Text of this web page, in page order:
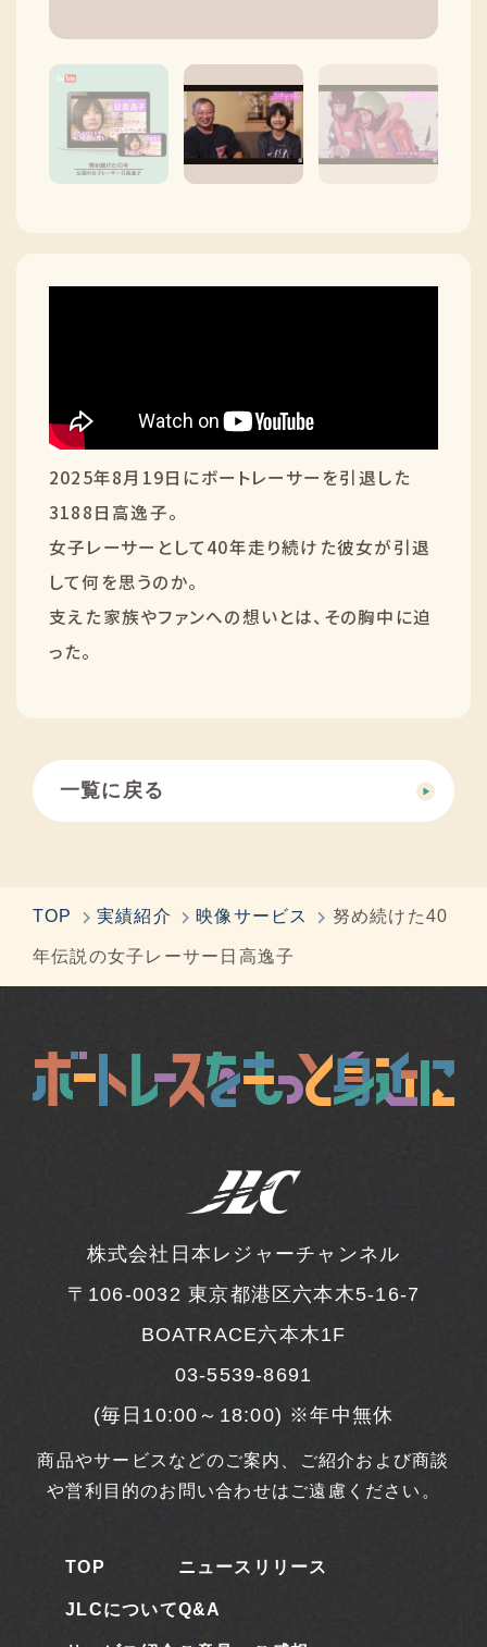
2025年8月19日にボートレーサーを引退した
3188日高逸子。
女子レーサーとして40年走り続けた彼女が引退
して何を思うのか。
支えた家族やファンへの想いとは、その胸中に迫
った。
一覧に戻る
TOP 実績紹介 映像サービス 努め続けた40
年伝説の女子レーサー日高逸子
株式会社日本レジャーチャンネル
〒106-0032東京都港区六本木5-16-7
BOATRACE六本木1F
03-5539-8691
(毎日10:00～18:00) ※年中無休
商品やサービスなどのご案内、ご紹介および商談
や営利目的のお問い合わせはご遠慮ください。
TOP
JLCについて
ニュースリリース
Q&A